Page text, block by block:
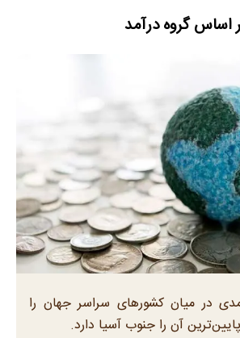
گروه درآمد
در میان کشور‌های سراسر جهان را
آن را جنوب آسیا دارد.